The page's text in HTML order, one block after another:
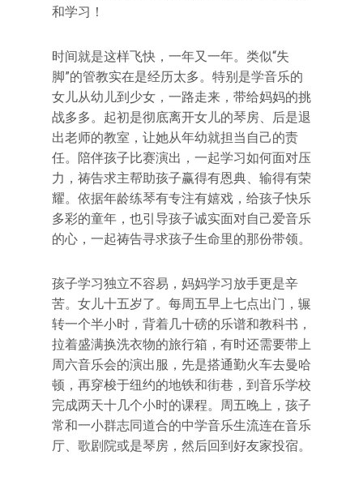
和学习！
时间就是这样飞快，一年又一年。类似“失
脚”的管教实在是经历太多。特别是学音乐的
女儿从幼儿到少女，一路走来，带给妈妈的挑
战多多。起初是彻底离开女儿的琴房、后是退
出老师的教室，让她从年幼就担当自己的责
任。陪伴孩子比赛演出，一起学习如何面对压
力，祷告求主帮助孩子赢得有恩典、输得有荣
耀。依据年龄练琴有专注有嬉戏，给孩子快乐
多彩的童年，也引导孩子诚实面对自己爱音乐
的心，一起祷告寻求孩子生命里的那份带领。
孩子学习独立不容易，妈妈学习放手更是辛
苦。女儿十五岁了。每周五早上七点出门，辗
转一个半小时，背着几十磅的乐谱和教科书，
拉着盛满换洗衣物的旅行箱，有时还需要带上
周六音乐会的演出服，先是搭通勤火车去曼哈
顿，再穿梭于纽约的地铁和街巷，到音乐学校
完成两天十几个小时的课程。周五晚上，孩子
常和一小群志同道合的中学音乐生流连在音乐
厅、歌剧院或是琴房，然后回到好友家投宿。